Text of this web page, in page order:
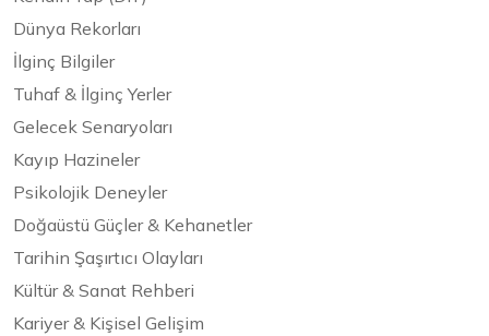
Dünya Rekorları
İlginç Bilgiler
Tuhaf & İlginç Yerler
Gelecek Senaryoları
Kayıp Hazineler
Psikolojik Deneyler
Doğaüstü Güçler & Kehanetler
Tarihin Şaşırtıcı Olayları
Kültür & Sanat Rehberi
Kariyer & Kişisel Gelişim